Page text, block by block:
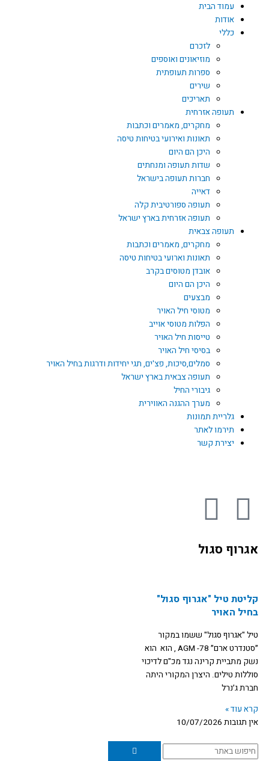
עמוד הבית
אודות
כללי
לזכרם
מוזיאונים ואוספים
ספרות תעופתית
שירים
תאריכים
תעופה אזרחית
מחקרים, מאמרים וכתבות
תאונות ואירועי בטיחות טיסה
היכן הם היום
שדות תעופה ומנחתים
חברות תעופה בישראל
דאייה
תעופה ספורטיבית קלה
תעופה אזרחית בארץ ישראל
תעופה צבאית
מחקרים, מאמרים וכתבות
תאונות וארועי בטיחות טיסה
אובדן מטוסים בקרב
היכן הם היום
מבצעים
מטוסי חיל האויר
הפלות מטוסי אוייב
טייסות חיל האויר
בסיסי חיל האויר
סמלים,סיכות, פצ'ים, תגי יחידות ודרגות בחיל האויר
תעופה צבאית בארץ ישראל
גיבורי החיל
מערך ההגנה האווירית
גלריית תמונות
תירמו לאתר
יצירת קשר
F
a
c
e
b
o
o
k
Y
o
t
u
b
e
אגרוף סגול
קליטת טיל "אגרוף סגול"
בחיל האויר
טיל "אגרוף סגול" ששמו במקור
״סטנדרט ארם״ AGM -78 , הוא הוא
נשק מתביית קרינה נגד מכ"ם לדיכוי
סוללות טילים. היצרן המקורי היתה
חברת ג׳נרל
קרא עוד »
אין תגובות 10/07/2026
חיפוש